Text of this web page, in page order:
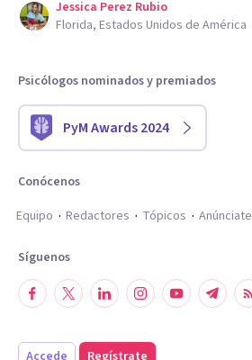
Jessica Perez Rubio
Florida, Estados Unidos de América
Psicólogos nominados y premiados
PyM Awards 2024
Conócenos
Equipo
Redactores Tópicos Anúnciate
Síguenos
Accede Regístrate